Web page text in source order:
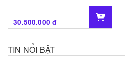
30.500.000 đ
TIN NỔI BẬT